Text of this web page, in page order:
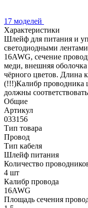
17 моделей
Характеристики
Шлейф для питания и
светодиодными
16AWG, сечение
меди, внешняя
чёрного цветов. Длина
(!!!)Калибр проводника
должны
Общие
Артикул
033156
Тип товара
Провод
Тип кабеля
Шлейф питания
Количество
4 шт
Калибр провода
16AWG
Площадь сечения